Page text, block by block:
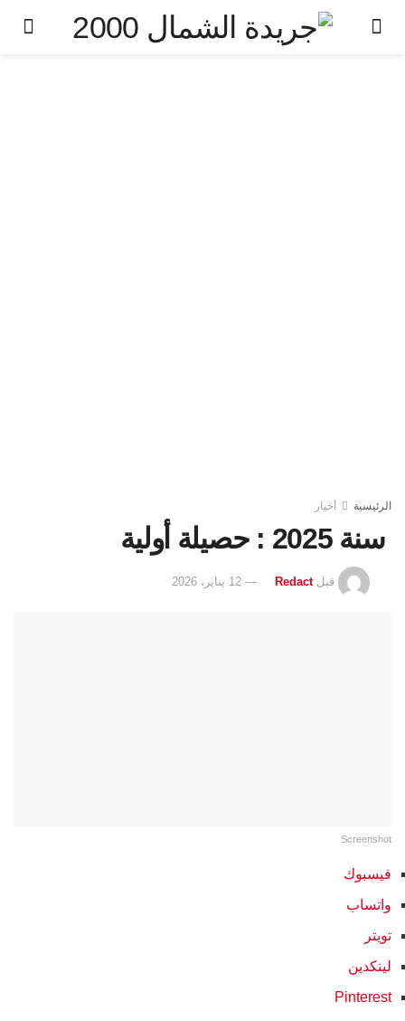
الرئيسية أخبار
سنة 2025 : حصيلة أولية
قبل Redact 12 يناير، 2026
Screenshot
فيسبوك
واتساب
تويتر
لينكدين
Pinterest